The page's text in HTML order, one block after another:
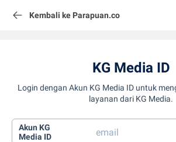
Kembali ke Parapuan.co
KG Media ID
Login dengan Akun KG Media ID untuk
layanan dari KG Media.
Akun KG
Media ID